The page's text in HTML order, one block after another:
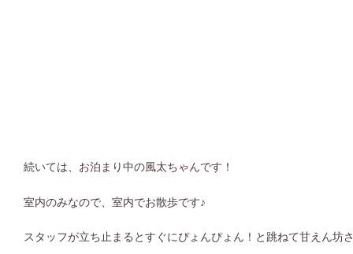
続いては、お泊まり中の風太ちゃんです！
室内のみなので、室内でお散歩です♪
スタッフが立ち止まるとすぐにぴょんぴょん！と跳ねて甘えん坊